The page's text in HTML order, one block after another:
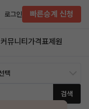
로그인 빠른승계 신청
커뮤니티 가격표제원
검색